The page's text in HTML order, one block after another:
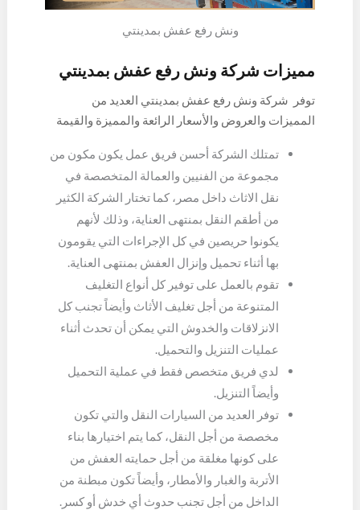
ونش رفع عفش بمدينتي
مميزات شركة ونش رفع عفش بمدينتي
توفر شركة ونش رفع عفش بمدينتي العديد من
المميزات والعروض والأسعار الرائعة والمميزة والقيمة
بشركتنا، ومن أهم المميزات التي تتمتع بها الشركة هي
تمتلك الشركة أحسن فريق عمل يكون مكون من
مجموعة من الفنيين والعمالة المتخصصة في
نقل الاثاث داخل مصر، كما تختار الشركة الكثير
من أطقم النقل بمنتهى العناية، وذلك لأنهم
يكونوا حريصين في كل الإجراءات التي يقومون
بها أثناء تحميل وإنزال العفش بمنتهى العناية.
تقوم بالعمل على توفير كل أنواع التغليف
المتنوعة من أجل تغليف الأثاث وأيضاً تجنب كل
الانزلاقات والخدوش التي يمكن أن تحدث أثناء
عمليات التنزيل والتحميل.
لدي فريق متخصص فقط في عملية التحميل
وأيضاً التنزيل.
توفر العديد من السيارات النقل والتي تكون
مخصصة من أجل النقل، كما يتم اختيارها بناء
على كونها مغلقة من أجل حمايته العفش من
الأتربة والغبار والأمطار، وأيضاً تكون مبطنة من
الداخل من أجل تجنب حدوث أي خدش أو كسر.